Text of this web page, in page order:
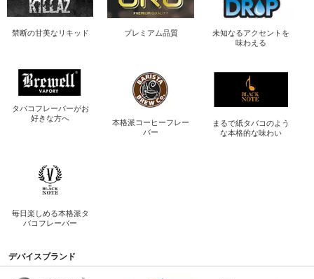
禁断の甘美なリキッド プレミアム品質
未知なるアクセントを
味わえる
タバコフレーバーがお
好きな方へ
本格派コーヒーフレー
バー
まるで紙タバコのよう
な本格的な味わい
毎日楽しめる本格派タ
バコフレーバー
デバイスブランド